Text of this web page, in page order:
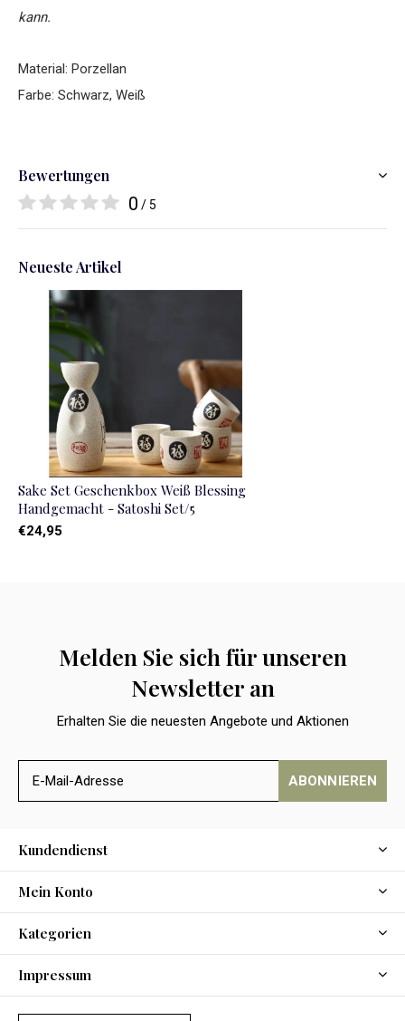
kann.
Material: Porzellan
Farbe: Schwarz, Weiß
Bewertungen
0 / 5
Neueste Artikel
Sake Set Geschenkbox Weiß Blessing
Handgemacht - Satoshi Set/5
€24,95
Melden Sie sich für unseren
Newsletter an
Erhalten Sie die neuesten Angebote und Aktionen
ABONNIEREN
Kundendienst
Mein Konto
Kategorien
Impressum